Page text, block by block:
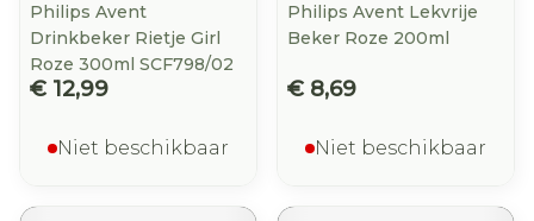
Philips Avent
Drinkbeker Rietje Girl
Roze 300ml SCF798/02
€ 12,99
Niet beschikbaar
Philips Avent Lekvrije
Beker Roze 200ml
€ 8,69
Niet beschikbaar